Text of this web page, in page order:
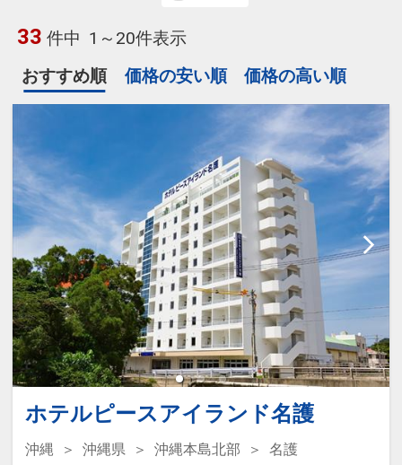
33 件中 1～20件表示
おすすめ順
価格の安い順 価格の高い順
ホテルピースアイランド名護
沖縄 沖縄県 沖縄本島北部
名護